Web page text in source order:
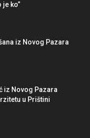
je ko”
iz Novog Pazara
iz Novog Pazara
u Prištini